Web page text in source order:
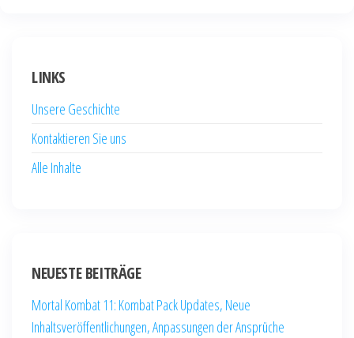
LINKS
Unsere Geschichte
Kontaktieren Sie uns
Alle Inhalte
NEUESTE BEITRÄGE
Mortal Kombat 11: Kombat Pack Updates, Neue
Inhaltsveröffentlichungen, Anpassungen der Ansprüche